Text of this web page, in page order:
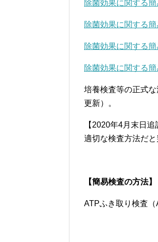
除菌効果に関する
除菌効果に関する
除菌効果に関する
除菌効果に関する
培養検査等の正式
更新）。
【2020年4月末日
適切な検査方法だ
【簡易検査の方法】
ATPふき取り検査（